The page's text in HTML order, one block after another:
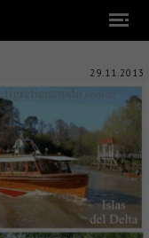
29.11.2013